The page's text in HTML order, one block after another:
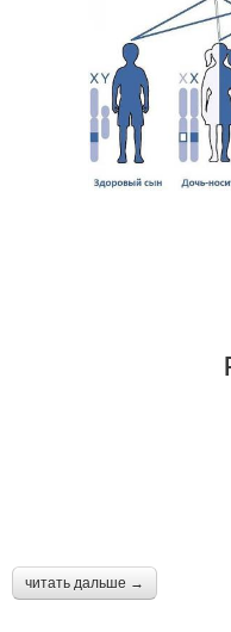
читать дальше →